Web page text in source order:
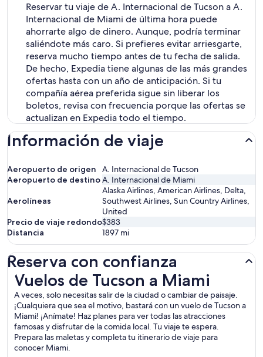
Reservar tu viaje de A. Internacional de Tucson a A.
Internacional de Miami de última hora puede
ahorrarte algo de dinero. Aunque, podría terminar
saliéndote más caro. Si prefieres evitar arriesgarte,
reserva mucho tiempo antes de tu fecha de salida.
De hecho, Expedia tiene algunas de las más grandes
ofertas hasta con un año de anticipación. Si tu
compañía aérea preferida sigue sin liberar los
boletos, revisa con frecuencia porque las ofertas se
actualizan en Expedia todo el tiempo.
Información de viaje
Aeropuerto de origen
A. Internacional de Tucson
Aeropuerto de destinoA. Internacional de Miami
Aerolíneas
Alaska Airlines, American Airlines, Delta,
Southwest Airlines, Sun Country Airlines,
United
Precio de viaje redondo$383
Distancia
1897 mi
Reserva con confianza
Vuelos de Tucson a Miami
A veces, solo necesitas salir de la ciudad o cambiar de paisaje.
¡Cualquiera que sea el motivo, bastará con un vuelo de Tucson a
Miami! ¡Anímate! Haz planes para ver todas las atracciones
famosas y disfrutar de la comida local. Tu viaje te espera.
Prepara las maletas y completa tu itinerario de viaje para
conocer Miami.
Vuelos de Tucson a Miami